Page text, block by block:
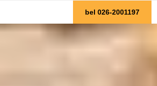
bel 026-2001197